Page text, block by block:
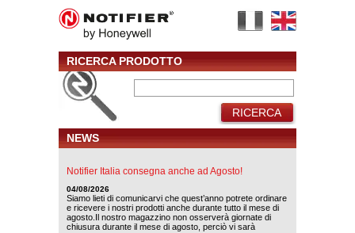
RICERCA PRODOTTO
RICERCA
NEWS
Notifier Italia consegna anche ad Agosto!
04/08/2026
Siamo lieti di comunicarvi che quest’anno potrete ordinare
e ricevere i nostri prodotti anche durante tutto il mese di
agosto.Il nostro magazzino non osserverà giornate di
chiusura durante il mese di agosto, perciò vi sarà